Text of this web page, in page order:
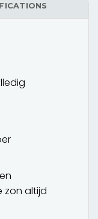
zon altijd